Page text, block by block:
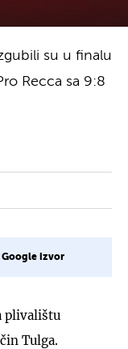
su u finalu
Recca sa 9:8
Google izvor
plivalištu
Tulga.